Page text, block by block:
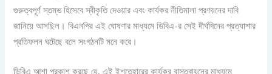
গুরুত্বপূর্ণ স্তম্ভ হিসেবে স্বীকৃতি দেওয়ার এবং কার্যকর নীতিমালা প্রণয়নের দাবি
জানিয়ে আসছিল। বিএনপির এই ঘোষণার মাধ্যমে ডিবিএ-র সেই দীর্ঘদিনের প্রত্যাশার
প্রতিফলন ঘটেছে বলে সংগঠনটি মনে করে।
ডিবিএ আশা প্রকাশ করছে যে, এই ইশতেহারের কার্যকর বাস্তবায়নের মাধ্যমে